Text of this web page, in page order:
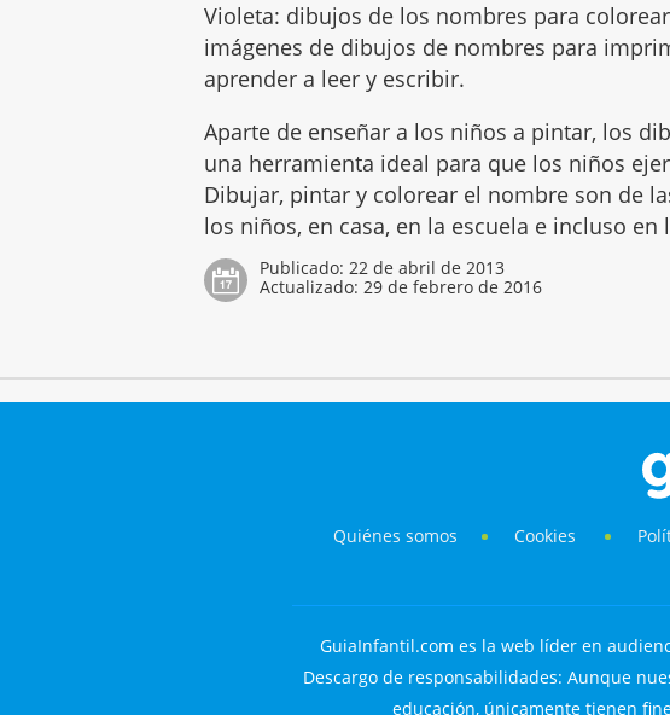
Violeta: dibujos de los nombres para
imágenes de dibujos de nombres para
aprender a leer y escribir.
Aparte de enseñar a los niños a pintar, los
una herramienta ideal para que los niños
Dibujar, pintar y colorear el nombre son de
los niños, en casa, en la escuela e incluso
Publicado:22 de abril de 2013
Actualizado:29 de febrero de 2016
Quiénes somos Cookies
GuiaInfantil.com es la web líder en
Descargo de responsabilidades: Aunque
educación, únicamente tienen